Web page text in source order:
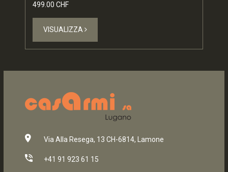
499.00 CHF
VISUALIZZA
Via Alla Resega, 13 CH-6814, Lamone
+41 91 923 61 15